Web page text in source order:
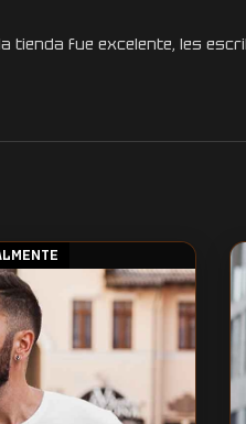
tienda fue excelente, les